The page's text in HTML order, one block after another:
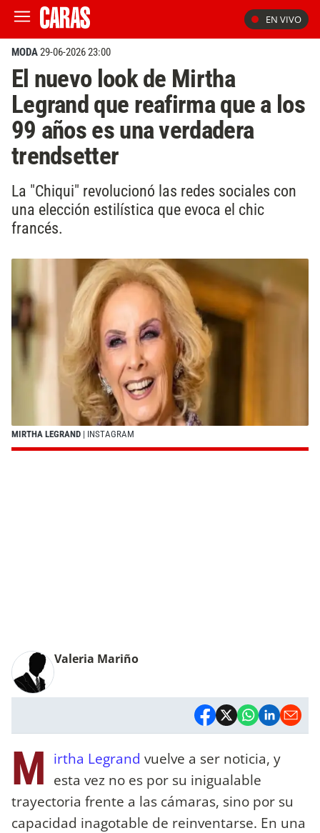
EN VIVO
MODA29-06-2026 23:00
El nuevo look de Mirtha
Legrand que reafirma que a los
99 años es una verdadera
trendsetter
La "Chiqui" revolucionó las redes sociales con
una elección estilística que evoca el chic
francés.
MIRTHA LEGRAND | INSTAGRAM
Valeria Mariño
M irtha Legrand vuelve a ser noticia, y
esta vez no es por su inigualable
trayectoria frente a las cámaras, sino por su
capacidad inagotable de reinventarse. En una